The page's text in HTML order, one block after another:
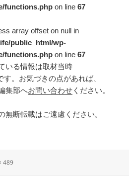
functions.php on line67
array offset on null in
public_html/wp-
functions.php on line67
いる情報は取材当時
す。お気づきの点があれば、
集部へお問い合わせ ください。
断転載はご遠慮ください。
489